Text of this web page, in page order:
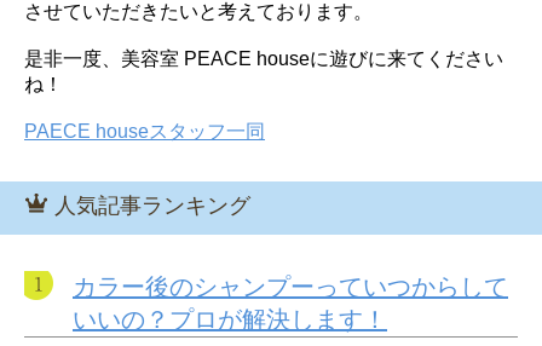
させていただきたいと考えております。
是非一度、美容室 PEACE houseに遊びに来てください
ね！
PAECE houseスタッフ一同
人気記事ランキング
カラー後のシャンプーっていつからして
いいの？プロが解決します！